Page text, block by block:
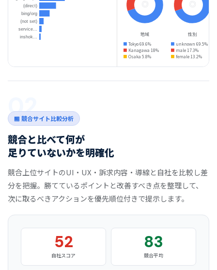
地域 性別
■ Tokyo 69.6%
■ Kanagawa 18%
■ Osaka 5.8%
■ unknown 69.5%
■ male 17.3%
■ female 13.2%
02
🏪 競合サイト比較分析
競合と比べて何が
足りていないかを明確化
競合上位サイトのUI・UX・訴求内容・導線と自社を比較し差
分を把握。勝てているポイントと改善すべき点を整理して、
次に取るべきアクションを優先順位付きで提示します。
52
自社スコア
83
競合平均